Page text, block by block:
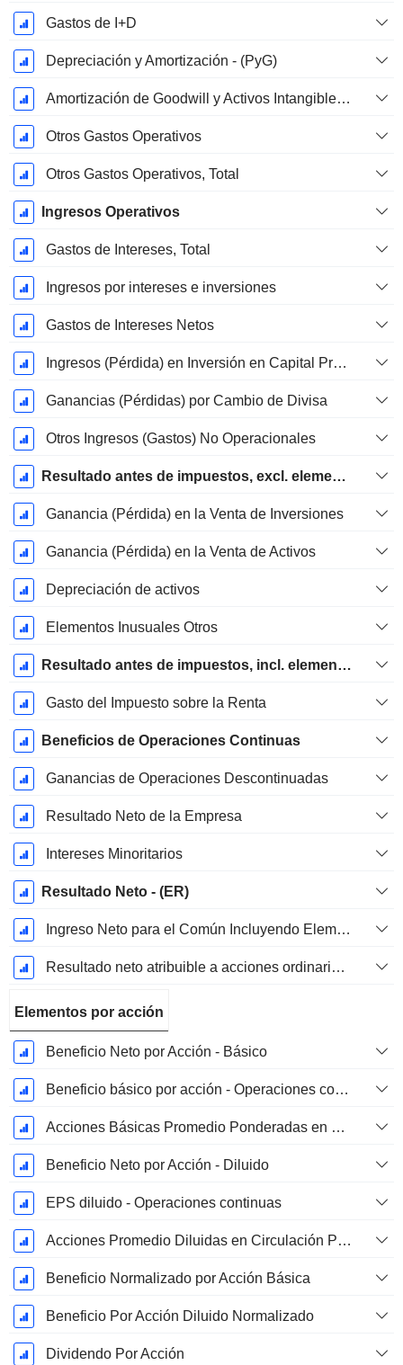
Gastos de I+D
Depreciación y Amortización - (PyG)
Amortización de Goodwill y Activos Intangibles - (ER)
Otros Gastos Operativos
Otros Gastos Operativos, Total
Ingresos Operativos
Gastos de Intereses, Total
Ingresos por intereses e inversiones
Gastos de Intereses Netos
Ingresos (Pérdida) en Inversión en Capital Propio.
Ganancias (Pérdidas) por Cambio de Divisa
Otros Ingresos (Gastos) No Operacionales
Resultado antes de impuestos, excl. elementos inusuales
Ganancia (Pérdida) en la Venta de Inversiones
Ganancia (Pérdida) en la Venta de Activos
Depreciación de activos
Elementos Inusuales Otros
Resultado antes de impuestos, incl. elementos inusuales
Gasto del Impuesto sobre la Renta
Beneficios de Operaciones Continuas
Ganancias de Operaciones Descontinuadas
Resultado Neto de la Empresa
Intereses Minoritarios
Resultado Neto - (ER)
Ingreso Neto para el Común Incluyendo Elementos Extraordinarios
Resultado neto atribuible a acciones ordinarias excl. elementos extraordinarios
Elementos por acción
Beneficio Neto por Acción - Básico
Beneficio básico por acción - Operaciones continuas
Acciones Básicas Promedio Ponderadas en Circulación
Beneficio Neto por Acción - Diluido
EPS diluido - Operaciones continuas
Acciones Promedio Diluidas en Circulación Ponderadas
Beneficio Normalizado por Acción Básica
Beneficio Por Acción Diluido Normalizado
Dividendo Por Acción